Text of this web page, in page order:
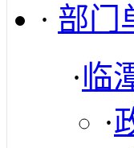
· 部门
·临
·